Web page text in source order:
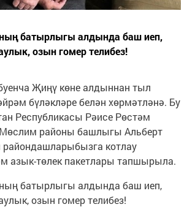
батырлыгы алдында баш иеп,
озын гомер телибез!
Җиңү көне алдыннан тыл
бүләкләре белән хөрмәтләнә. Бу
Республикасы Рәисе Рөстәм
районы башлыгы Альберт
котлау
азык-төлек пакетлары тапшырыла.
батырлыгы алдында баш иеп,
озын гомер телибез!